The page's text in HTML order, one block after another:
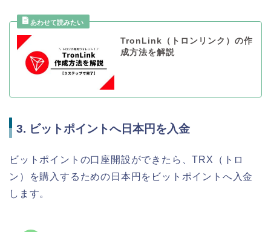
TronLink（トロンリンク）の作
成方法を解説
3. ビットポイントへ日本円を入金
ビットポイントの口座開設ができたら、TRX（トロ
ン）を購入するための日本円をビットポイントへ入金
します。